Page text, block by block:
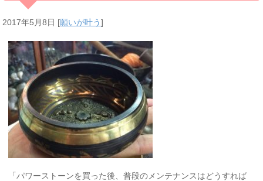
2017年5月8日 [願いが叶う]
「パワーストーンを買った後、普段のメンテナンスはどうすれば